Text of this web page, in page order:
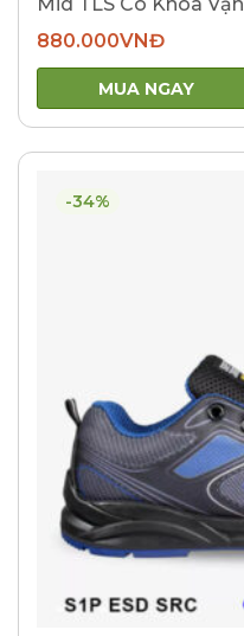
880.000VNĐ
MUA NGAY
-34%